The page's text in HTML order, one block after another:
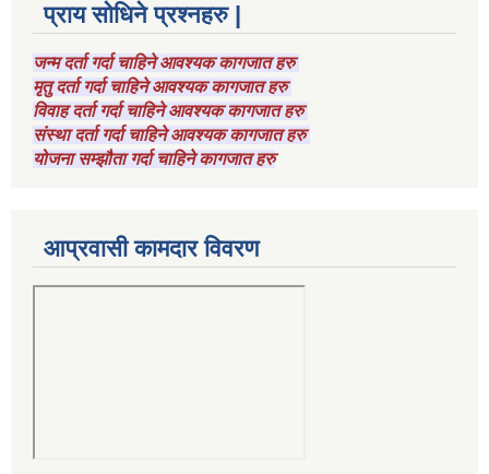
प्राय सोधिने प्रश्नहरु |
जन्म दर्ता गर्दा चाहिने आवश्यक कागजात हरु
मृतु दर्ता गर्दा चाहिने आवश्यक कागजात हरु
विवाह दर्ता गर्दा चाहिने आवश्यक कागजात हरु
संस्था दर्ता गर्दा चाहिने आवश्यक कागजात हरु
योजना सम्झौता गर्दा चाहिने कागजात हरु
आप्रवासी कामदार विवरण